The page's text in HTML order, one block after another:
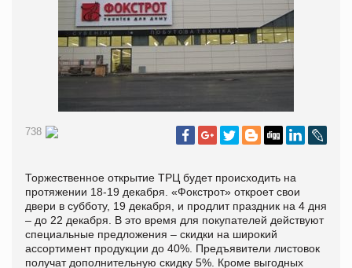
738
Торжественное открытие ТРЦ будет происходить на
протяжении 18-19 декабря. «Фокстрот» откроет свои
двери в субботу, 19 декабря, и продлит праздник на 4 дня
– до 22 декабря. В это время для покупателей действуют
специальные предложения – скидки на широкий
ассортимент продукции до 40%. Предъявители листовок
получат дополнительную скидку 5%. Кроме выгодных